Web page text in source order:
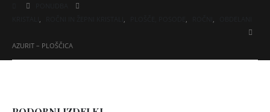
AZURIT – PLOŠČICA